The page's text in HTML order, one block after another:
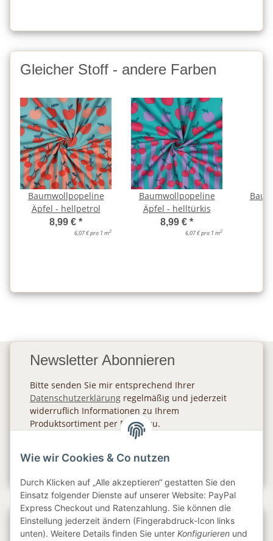
Gleicher Stoff - andere Farben
Baumwollpopeline
Äpfel - hellpetrol
8,99 € *
6,07 € pro 1 m2
Baumwollpopeline
Äpfel - helltürkis
8,99 € *
6,07 € pro 1 m2
Newsletter Abonnieren
Bitte senden Sie mir entsprechend Ihrer
Datenschutzerklärung regelmäßig und jederzeit
widerruflich Informationen zu Ihrem
Produktsortiment per E-Mail zu.
Gesetzliche Informationen
Wie wir Cookies & Co nutzen
Durch Klicken auf „Alle akzeptieren“ gestatten Sie den
Einsatz folgender Dienste auf unserer Website: PayPal
Express Checkout und Ratenzahlung. Sie können die
Einstellung jederzeit ändern (Fingerabdruck-Icon links
unten). Weitere Details finden Sie unter Konfigurieren und